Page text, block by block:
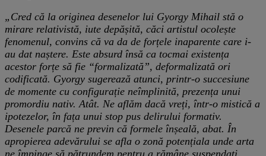
„Cred că la originea desenelor lui Gyorgy Mihail stă o
mirare relativistă, iute depășită, căci artistul ocolește
fenomenul, convins că va da de forțele inaparente care i-
au dat naștere. Este absurd însă ca tocmai existența
acestor forțe să fie “formalizată”, deformalizată ori
codificată. Gyorgy sugerează atunci, printr-o succesiune
de momente cu configurație neîmplinită, prezența unui
promordiu nativ. Atât. Ne aflăm dacă vreți, într-o mistică a
ipotezelor, în fața unui stop pus delirului formativ.
Desenele parcă ne previn că formele înșeală, abat. În
apropierea adevărului se afla o zonă potențiala unde arta
ne împinge să pătrundem pentru a rămâne suspendați